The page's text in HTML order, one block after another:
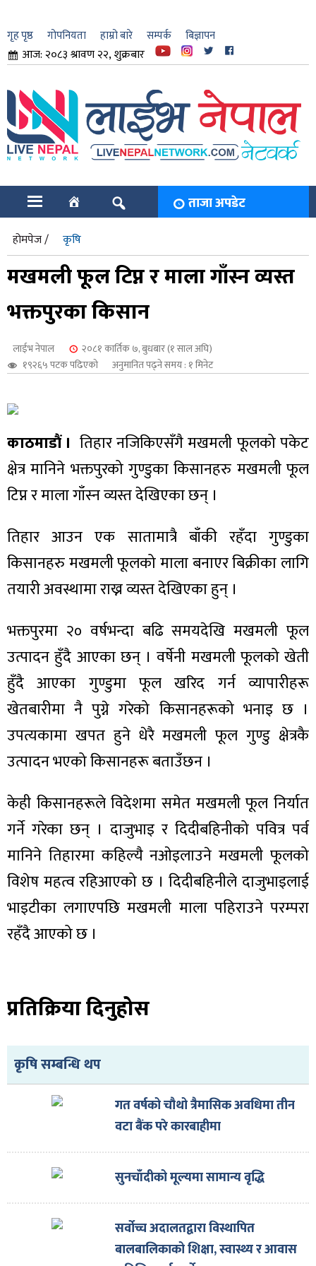
गृह पृष्ठ गोपनियता हाम्रो बारे सम्पर्क बिज्ञापन
आज: २०८३ श्रावण २२, शुक्रबार
ताजा अपडेट
होमपेज / कृषि
मखमली फूल टिप्न र माला गाँस्न व्यस्त
भक्तपुरका किसान
लाईभ नेपाल
२०८१ कार्तिक ७, बुधबार (१ साल अघि)
१९२६५ पटक पढिएको
अनुमानित पढ्ने समय : १ मिनेट
काठमाडौं । तिहार नजिकिएसँगै मखमली फूलको पकेट
क्षेत्र मानिने भक्तपुरको गुण्डुका किसानहरु मखमली फूल
टिप्न र माला गाँस्न व्यस्त देखिएका छन् ।
तिहार आउन एक सातामात्रै बाँकी रहँदा गुण्डुका
किसानहरु मखमली फूलको माला बनाएर बिक्रीका लागि
तयारी अवस्थामा राख्न व्यस्त देखिएका हुन् ।
भक्तपुरमा २० वर्षभन्दा बढि समयदेखि मखमली फूल
उत्पादन हुँदै आएका छन् । वर्षेनी मखमली फूलको खेती
हुँदै आएका गुण्डुमा फूल खरिद गर्न व्यापारीहरू
खेतबारीमा नै पुग्ने गरेको किसानहरूको भनाइ छ ।
उपत्यकामा खपत हुने धेरै मखमली फूल गुण्डु क्षेत्रकै
उत्पादन भएको किसानहरू बताउँछन ।
केही किसानहरूले विदेशमा समेत मखमली फूल निर्यात
गर्ने गरेका छन् । दाजुभाइ र दिदीबहिनीको पवित्र पर्व
मानिने तिहारमा कहिल्यै नओइलाउने मखमली फूलको
विशेष महत्व रहिआएको छ । दिदीबहिनीले दाजुभाइलाई
भाइटीका लगाएपछि मखमली माला पहिराउने परम्परा
रहँदै आएको छ ।
प्रतिक्रिया दिनुहोस
कृषि सम्बन्धि थप
गत वर्षको चौथो त्रैमासिक अवधिमा तीन
वटा बैंक परे कारबाहीमा
सुनचाँदीको मूल्यमा सामान्य वृद्धि
सर्वोच्च अदालतद्वारा विस्थापित
बालबालिकाको शिक्षा, स्वास्थ्य र आवास